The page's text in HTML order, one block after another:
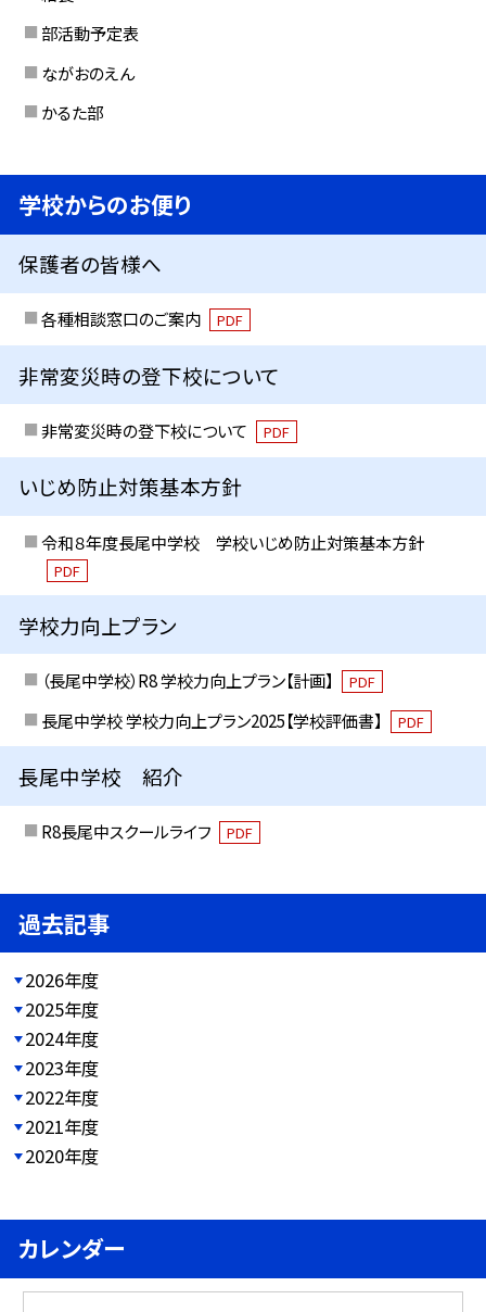
部活動予定表
ながおのえん
かるた部
学校からのお便り
保護者の皆様へ
各種相談窓口のご案内 PDF
非常変災時の登下校について
非常変災時の登下校について PDF
いじめ防止対策基本方針
令和８年度長尾中学校 学校いじめ防止対策基本方針
PDF
学校力向上プラン
（長尾中学校）R8 学校力向上プラン【計画】 PDF
長尾中学校 学校力向上プラン2025【学校評価書】 PDF
長尾中学校 紹介
R8長尾中スクールライフ PDF
過去記事
2026年度
2025年度
2024年度
2023年度
2022年度
2021年度
2020年度
カレンダー